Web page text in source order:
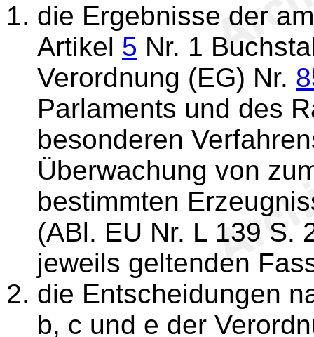
die Ergebnisse der
Artikel 5 Nr. 1
Verordnung (EG) Nr.
Parlaments und des
besonderen
Überwachung von
bestimmten
(ABl. EU Nr. L 139 S.
jeweils geltenden
die Entscheidungen
b, c und e der